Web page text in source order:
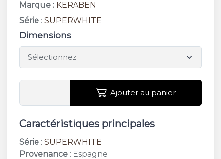
Marque : KERABEN
Série : SUPERWHITE
Dimensions
Ajouter au panier
Caractéristiques principales
Série : SUPERWHITE
Provenance : Espagne